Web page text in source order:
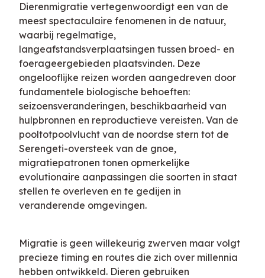
Dierenmigratie vertegenwoordigt een van de
meest spectaculaire fenomenen in de natuur,
waarbij regelmatige,
langeafstandsverplaatsingen tussen broed- en
foerageergebieden plaatsvinden. Deze
ongelooflijke reizen worden aangedreven door
fundamentele biologische behoeften:
seizoensveranderingen, beschikbaarheid van
hulpbronnen en reproductieve vereisten. Van de
pooltotpoolvlucht van de noordse stern tot de
Serengeti-oversteek van de gnoe,
migratiepatronen tonen opmerkelijke
evolutionaire aanpassingen die soorten in staat
stellen te overleven en te gedijen in
veranderende omgevingen.
Migratie is geen willekeurig zwerven maar volgt
precieze timing en routes die zich over millennia
hebben ontwikkeld. Dieren gebruiken